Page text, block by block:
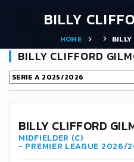
BILLY
HOME
BILLY CLIFFORD
BILLY CLIFFORD
MIDFIELDER (C)
- PREMIER LEAGUE 2026/